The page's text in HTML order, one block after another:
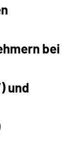
bei
) und